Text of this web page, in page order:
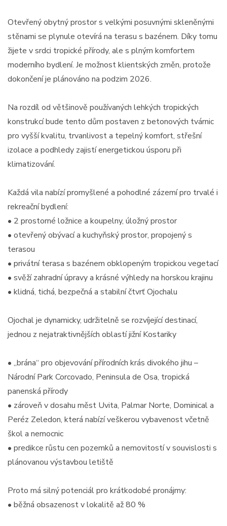
Otevřený obytný prostor s velkými posuvnými skleněnými
stěnami se plynule otevírá na terasu s bazénem. Díky tomu
žijete v srdci tropické přírody, ale s plným komfortem
moderního bydlení. Je možnost klientských změn, protože
dokončení je plánováno na podzim 2026.
Na rozdíl od většinově používaných lehkých tropických
konstrukcí bude tento dům postaven z betonových tvárnic
pro vyšší kvalitu, trvanlivost a tepelný komfort, střešní
izolace a podhledy zajistí energetickou úsporu při
klimatizování.
Každá vila nabízí promyšlené a pohodlné zázemí pro trvalé i
rekreační bydlení:
• 2 prostorné ložnice a koupelny, úložný prostor
• otevřený obývací a kuchyňský prostor, propojený s
terasou
• privátní terasa s bazénem obklopeným tropickou vegetací
• svěží zahradní úpravy a krásné výhledy na horskou krajinu
• klidná, tichá, bezpečná a stabilní čtvrť Ojochalu
Ojochal je dynamicky, udržitelně se rozvíjející destinací,
jednou z nejatraktivnějších oblastí jižní Kostariky
• „brána“ pro objevování přírodních krás divokého jihu –
Národní Park Corcovado, Peninsula de Osa, tropická
panenská přírody
• zároveň v dosahu měst Uvita, Palmar Norte, Dominical a
Peréz Zeledon, která nabízí veškerou vybavenost včetně
škol a nemocnic
• predikce růstu cen pozemků a nemovitostí v souvislosti s
plánovanou výstavbou letiště
Proto má silný potenciál pro krátkodobé pronájmy:
• běžná obsazenost v lokalitě až 80 %